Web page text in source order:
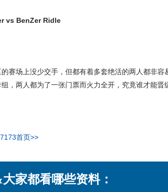
vs BenZer Ridle
赛场上没少交手，但都有着多套绝活的两人都非容
，两人都为了一张门票而火力全开，究竟谁才能晋
首页>>
家都看哪些资料：